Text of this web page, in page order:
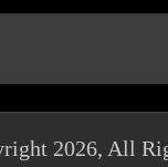
2026, All